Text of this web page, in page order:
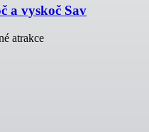
a vyskoč Sav
atrakce